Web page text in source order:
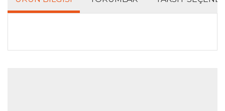
Bu ürünün fiyat bilgisi, resim, ürün açıklamalarında ve